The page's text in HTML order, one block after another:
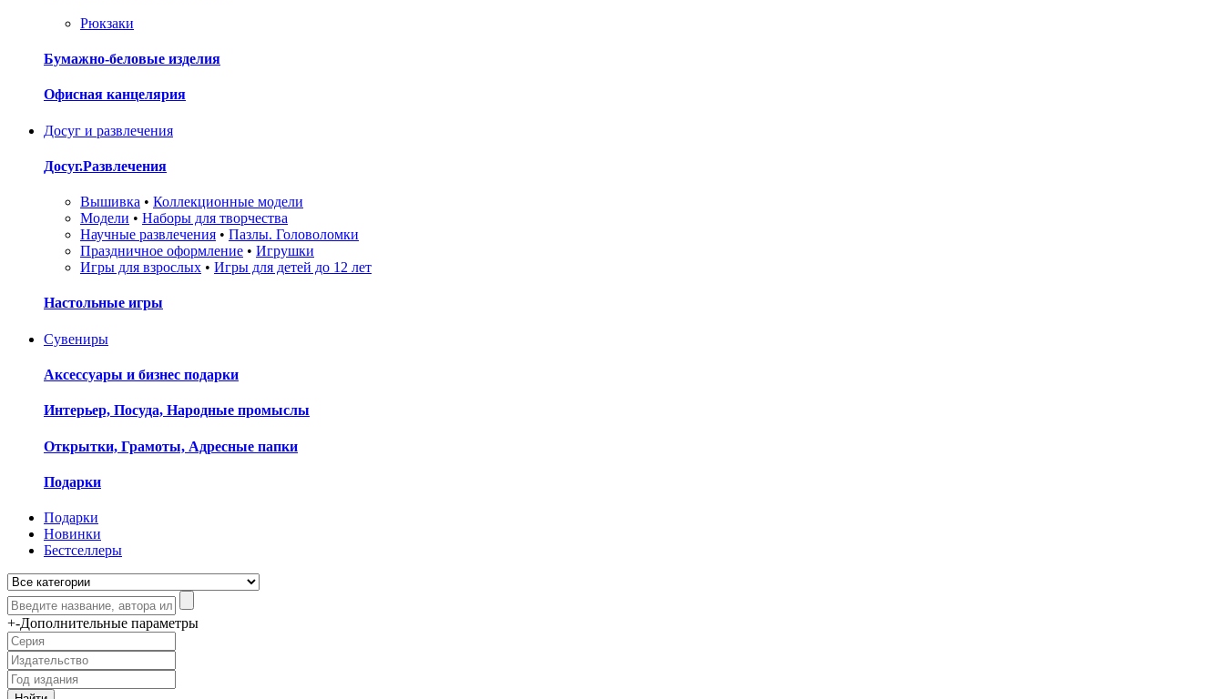
Рюкзаки
Бумажно-беловые изделия
Офисная канцелярия
Досуг и развлечения
Досуг.Развлечения
Вышивка • Коллекционные модели
Модели • Наборы для творчества
Научные развлечения • Пазлы. Головоломки
Праздничное оформление • Игрушки
Игры для взрослых • Игры для детей до 12 лет
Настольные игры
Сувениры
Аксессуары и бизнес подарки
Интерьер, Посуда, Народные промыслы
Открытки, Грамоты, Адресные папки
Подарки
Подарки
Новинки
Бестселлеры
+-Дополнительные параметры